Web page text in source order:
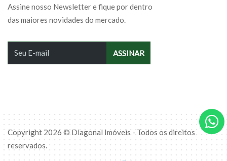
Assine nosso Newsletter e fique por dentro
das maiores novidades do mercado.
Copyright 2026 © Diagonal Imóveis - Todos os direitos
reservados.